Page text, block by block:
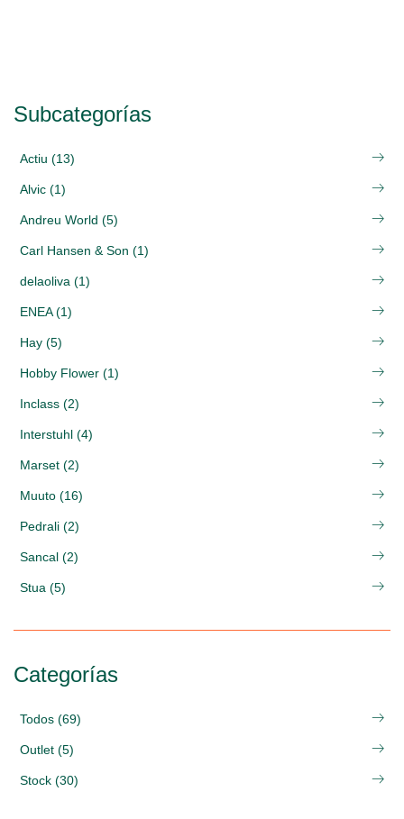
Subcategorías
Actiu (13)
Alvic (1)
Andreu World (5)
Carl Hansen & Son (1)
delaoliva (1)
ENEA (1)
Hay (5)
Hobby Flower (1)
Inclass (2)
Interstuhl (4)
Marset (2)
Muuto (16)
Pedrali (2)
Sancal (2)
Stua (5)
Categorías
Todos (69)
Outlet (5)
Stock (30)